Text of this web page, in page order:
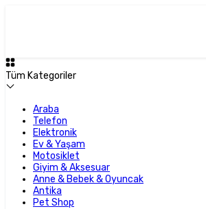
Tüm Kategoriler
Araba
Telefon
Elektronik
Ev & Yaşam
Motosiklet
Giyim & Aksesuar
Anne & Bebek & Oyuncak
Antika
Pet Shop